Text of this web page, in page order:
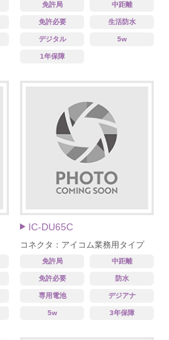
免許局 中距離
免許必要 生活防水
デジタル 5w
1年保障
IC-DU65C
コネクタ：アイコム業務用タイプ
免許局 中距離
免許必要 防水
専用電池 デジアナ
5w 3年保障